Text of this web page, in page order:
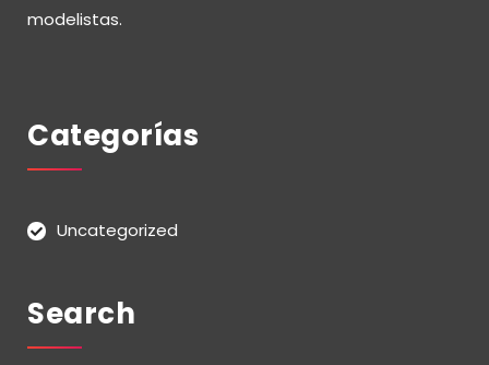
modelistas.
Categorías
Uncategorized
Search